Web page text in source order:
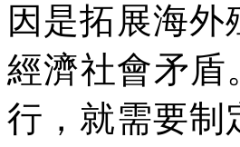
因是拓展海
經濟社會矛盾
行，就需要制